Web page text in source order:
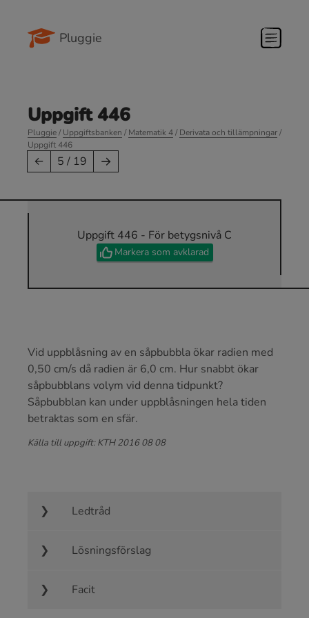
Pluggie
Uppgift 446
Pluggie/Uppgiftsbanken /Matematik 4/Derivata och tillämpningar/
Uppgift 446
← 5 / 19 →
Uppgift 446 - För betygsnivå C
Markera som avklarad
Vid uppblåsning av en såpbubbla ökar radien med
0,50 cm/s då radien är 6,0 cm. Hur snabbt ökar
såpbubblans volym vid denna tidpunkt?
Såpbubblan kan under uppblåsningen hela tiden
betraktas som en sfär.
Källa till uppgift: KTH 2016 08 08
Ledtråd
Lösningsförslag
Facit